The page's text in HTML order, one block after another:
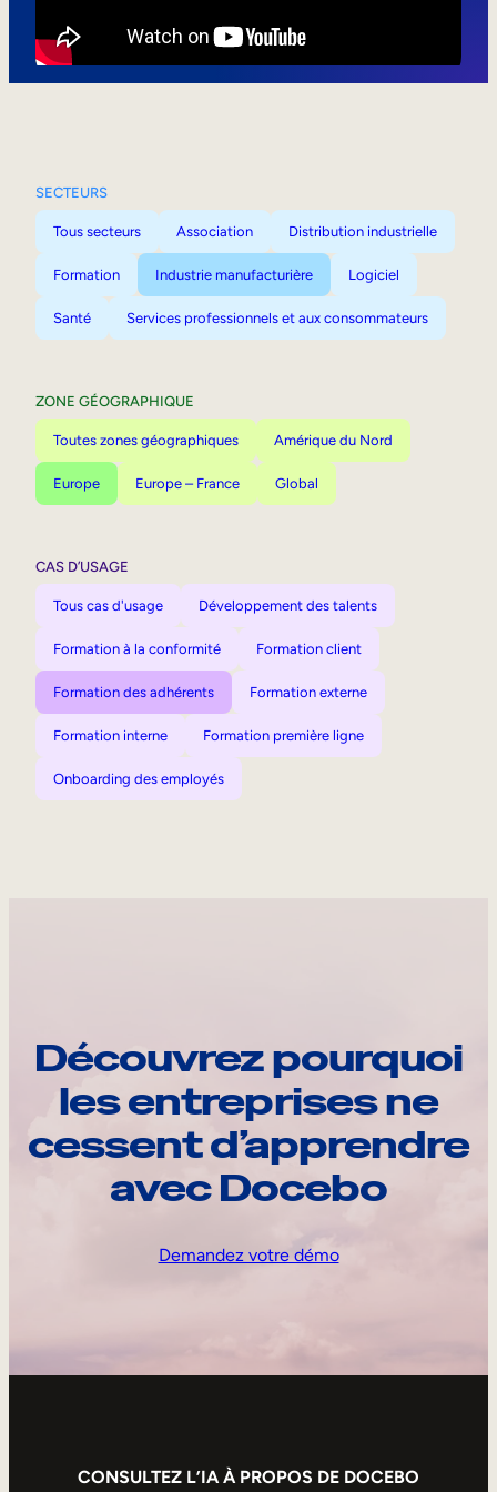
SECTEURS
Tous secteurs Association Distribution industrielle
Formation Industrie manufacturière Logiciel
Santé Services professionnels et aux consommateurs
ZONE GÉOGRAPHIQUE
Toutes zones géographiques Amérique du Nord
Europe Europe – France Global
CAS D’USAGE
Tous cas d'usage Développement des talents
Formation à la conformité Formation client
Formation des adhérents Formation externe
Formation interne Formation première ligne
Onboarding des employés
Découvrez pourquoi
les entreprises ne
cessent d’apprendre
avec Docebo
Demandez votre démo
CONSULTEZ L’IA À PROPOS DE DOCEBO